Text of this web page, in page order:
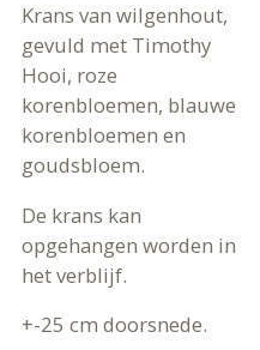
Krans van wilgenhout,
gevuld met Timothy
Hooi, roze
korenbloemen, blauwe
korenbloemen en
goudsbloem.
De krans kan
opgehangen worden in
het verblijf.
+-25 cm doorsnede.